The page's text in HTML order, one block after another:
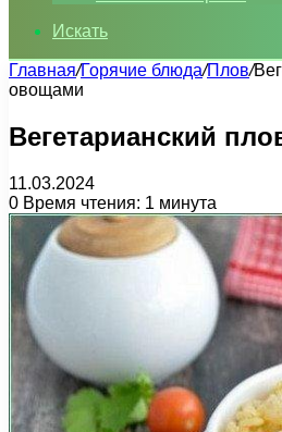
Искать
Главная/Горячие блюда/Плов/
овощами
Вегетарианский
11.03.2024
0 Время чтения: 1 минута